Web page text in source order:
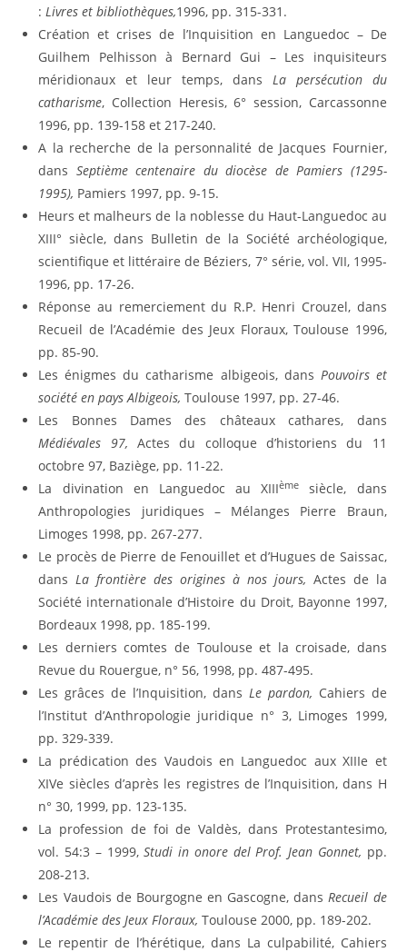
:Livres et bibliothèques,1996, pp. 315-331.
Création et crises de l’Inquisition en Languedoc – De
Guilhem Pelhisson à Bernard Gui – Les inquisiteurs
méridionaux et leur temps, dans La persécution du
catharisme, Collection Heresis, 6° session, Carcassonne
1996, pp. 139-158 et 217-240.
A la recherche de la personnalité de Jacques Fournier,
dans Septième centenaire du diocèse de Pamiers (1295-
1995), Pamiers 1997, pp. 9-15.
Heurs et malheurs de la noblesse du Haut-Languedoc au
XIII° siècle, dans Bulletin de la Société archéologique,
scientifique et littéraire de Béziers, 7° série, vol. VII, 1995-
1996, pp. 17-26.
Réponse au remerciement du R.P. Henri Crouzel, dans
Recueil de l’Académie des Jeux Floraux, Toulouse 1996,
pp. 85-90.
Les énigmes du catharisme albigeois, dans Pouvoirs et
société en pays Albigeois,Toulouse 1997, pp. 27-46.
Les Bonnes Dames des châteaux cathares, dans
Médiévales 97,Actes du colloque d’historiens du 11
octobre 97, Baziège, pp. 11-22.
La divination en Languedoc au XIIIème
siècle, dans
Anthropologies juridiques – Mélanges Pierre Braun,
Limoges 1998, pp. 267-277.
Le procès de Pierre de Fenouillet et d’Hugues de Saissac,
dansLa frontière des origines à nos jours, Actes de la
Société internationale d’Histoire du Droit, Bayonne 1997,
Bordeaux 1998, pp. 185-199.
Les derniers comtes de Toulouse et la croisade, dans
Revue du Rouergue, n° 56, 1998, pp. 487-495.
Les grâces de l’Inquisition, dans Le pardon, Cahiers de
l’Institut d’Anthropologie juridique n° 3, Limoges 1999,
pp. 329-339.
La prédication des Vaudois en Languedoc aux XIIIe et
XIVe siècles d’après les registres de l’Inquisition, dans H
n° 30, 1999, pp. 123-135.
La profession de foi de Valdès, dans Protestantesimo,
vol. 54:3 – 1999,Studi in onore del Prof. Jean Gonnet, pp.
208-213.
Les Vaudois de Bourgogne en Gascogne, dansRecueil de
l’Académie des Jeux Floraux,Toulouse 2000, pp. 189-202.
Le repentir de l’hérétique, dans La culpabilité, Cahiers